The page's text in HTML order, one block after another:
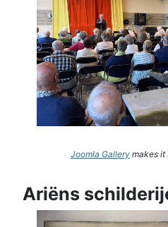
Joomla Gallery makes it
Ariëns